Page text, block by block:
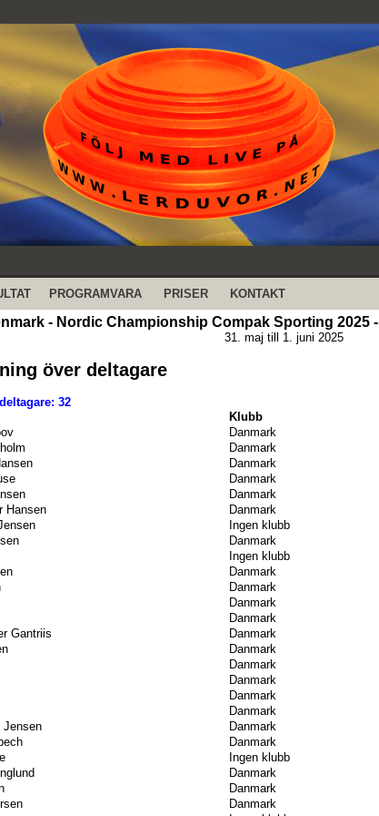
PROGRAMVARA PRISER KONTAKT
- Nordic Championship Compak Sporting
31. maj till 1. juni 2025
över deltagare
32
Klubb
Danmark
Danmark
Danmark
Danmark
Danmark
Hansen
Danmark
Ingen klubb
Danmark
Ingen klubb
Danmark
Danmark
Danmark
Danmark
Gantriis
Danmark
Danmark
Danmark
Danmark
Danmark
Danmark
Jensen
Danmark
Danmark
Ingen klubb
Danmark
Danmark
Danmark